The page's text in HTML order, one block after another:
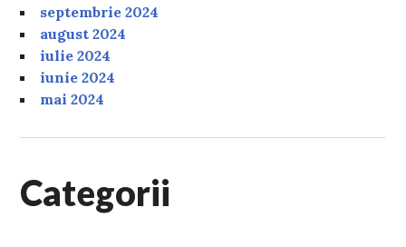
septembrie 2024
august 2024
iulie 2024
iunie 2024
mai 2024
Categorii